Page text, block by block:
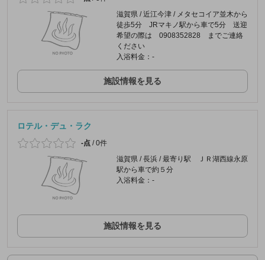
滋賀県 / 近江今津 / メタセコイア並木から
徒歩5分 JRマキノ駅から車で5分 送迎
希望の際は 0908352828 までご連絡
ください
入浴料金：-
施設情報を見る
ロテル・デュ・ラク
-点 /0件
滋賀県 / 長浜 / 最寄り駅 ＪＲ湖西線永原
駅から車で約５分
入浴料金：-
施設情報を見る